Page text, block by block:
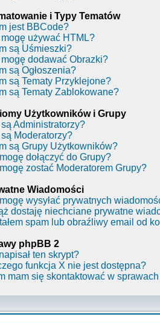
i Typy Tematów
jest BBCode?
używać HTML?
są Uśmieszki?
dodawać Obrazki?
są Ogłoszenia?
są Tematy Przyklejone?
są Tematy Zablokowane?
Użytkowników i Grupy
są Administratorzy?
są Moderatorzy?
są Grupy Użytkowników?
dołączyć do Grupy?
zostać Moderatorem Grupy?
Wiadomości
wysyłać prywatnych
dostaję niechciane prywatne
spam lub obraźliwy email od
phpBB 2
ten skrypt?
funkcja X nie jest dostępna?
mam się skontaktować w